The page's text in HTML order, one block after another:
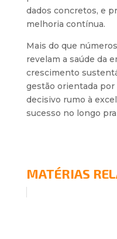
dados concretos, e
melhoria contínua.
Mais do que
revelam a saúde da
crescimento
gestão orientada
decisivo rumo à
sucesso no longo
MATÉRIAS